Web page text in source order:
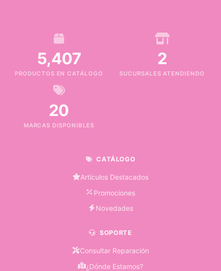
5,407
PRODUCTOS EN CATÁLOGO
2
SUCURSALES ATENDIENDO
20
MARCAS DISPONIBLES
CATÁLOGO
Artículos Destacados
Promociones
Novedades
SOPORTE
Consultar Reparación
¿Dónde Estamos?